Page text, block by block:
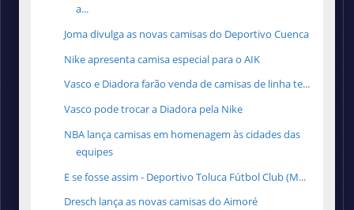
a...
Joma divulga as novas camisas do Deportivo Cuenca
Nike apresenta camisa especial para o AIK
Vasco e Diadora farão venda de camisas de linha te...
Vasco pode trocar a Diadora pela Nike
NBA lança camisas em homenagem às cidades das
equipes
E se fosse assim - Deportivo Toluca Fútbol Club (M...
Dresch lança as novas camisas do Aimoré